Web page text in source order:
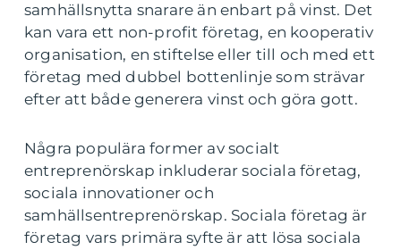
samhällsnytta snarare än enbart på vinst. Det
kan vara ett non-profit företag, en kooperativ
organisation, en stiftelse eller till och med ett
företag med dubbel bottenlinje som strävar
efter att både generera vinst och göra gott.
Några populära former av socialt
entreprenörskap inkluderar sociala företag,
sociala innovationer och
samhällsentreprenörskap. Sociala företag är
företag vars primära syfte är att lösa sociala